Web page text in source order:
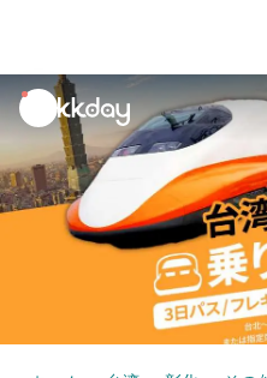
unread
notifications